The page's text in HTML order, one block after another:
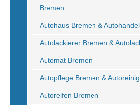
Bremen
Autohaus Bremen &
Autolackierer Bremen &
Automat Bremen
Autopflege Bremen &
Autoreifen Bremen